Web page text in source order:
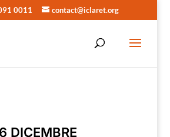
0011 contact@iclaret.org
6 DICEMBRE